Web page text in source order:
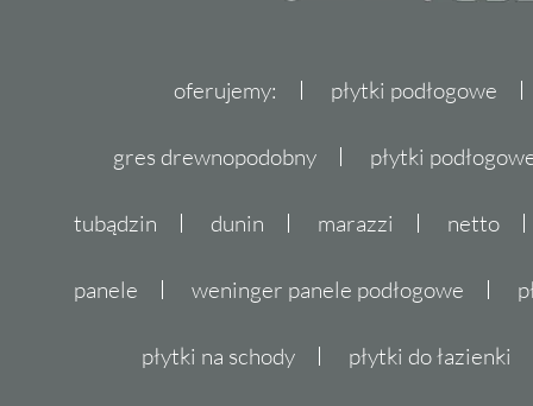
oferujemy: płytki podłogowe
gres drewnopodobny płytki
tubądzin dunin marazzi netto
panele weninger panele podłogowe
płytki na schody płytki do łazienki